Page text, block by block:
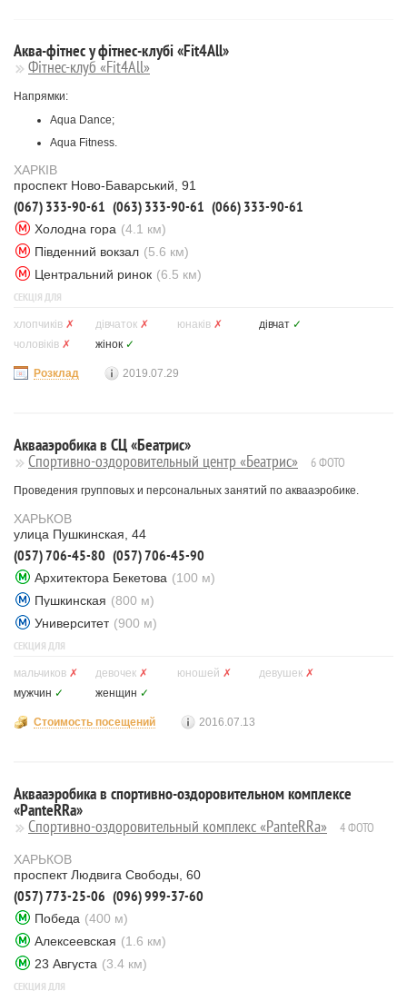
Аква-фітнес у фітнес-клубі «Fit4All»
Фітнес-клуб «Fit4All»
Напрямки:
Aqua Dance;
Aqua Fitness.
ХАРКІВ
проспект Ново-Баварський, 91
(067) 333-90-61 (063) 333-90-61 (066) 333-90-61
Холодна гора (4.1 км)
Південний вокзал (5.6 км)
Центральний ринок (6.5 км)
СЕКЦІЯ ДЛЯ
хлопчиків ✗ дівчаток ✗ юнаків ✗ дівчат ✓
чоловіків ✗ жінок ✓
Розклад 2019.07.29
Аквааэробика в СЦ «Беатрис»
Спортивно-оздоровительный центр «Беатрис» 6 ФОТО
Проведения групповых и персональных занятий по аквааэробике.
ХАРЬКОВ
улица Пушкинская, 44
(057) 706-45-80 (057) 706-45-90
Архитектора Бекетова (100 м)
Пушкинская (800 м)
Университет (900 м)
СЕКЦИЯ ДЛЯ
мальчиков ✗ девочек ✗ юношей ✗ девушек ✗
мужчин ✓ женщин ✓
Стоимость посещений 2016.07.13
Аквааэробика в спортивно-оздоровительном комплексе
«PanteRRa»
Спортивно-оздоровительный комплекс «PanteRRa» 4 ФОТО
ХАРЬКОВ
проспект Людвига Свободы, 60
(057) 773-25-06 (096) 999-37-60
Победа (400 м)
Алексеевская (1.6 км)
23 Августа (3.4 км)
СЕКЦИЯ ДЛЯ